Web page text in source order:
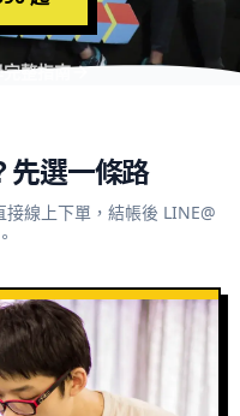
整指南
先選一條路
線上下單，結帳後 LINE@